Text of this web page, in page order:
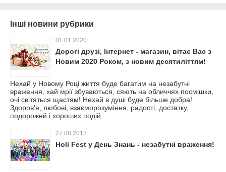
Інші новини рубрики
01.01.2020
Дорогі друзі, Інтернет - магазин, вітає Вас з
Новим 2020 Роком, з новим десятиліттям!
Нехай у Новому Році життя буде багатим на незабутні
враження, хай мрії збуваються, сяють на обличчях посмішки,
очі світяться щастям! Нехай в душі буде більше добра!
Здоров'я, любові, взаєморозуміння, радості, достатку,
подорожей і хороших подій.
27.08.2018
Holi Fest у День Знань - незабутні враження!